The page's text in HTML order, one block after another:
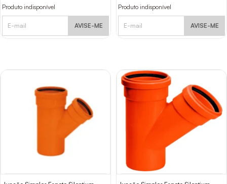
Produto indisponível
AVISE-ME
Produto indisponível
AVISE-ME